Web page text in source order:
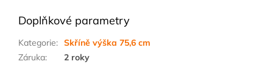
Doplňkové parametry
Kategorie: Skříně výška 75,6 cm
Záruka: 2 roky